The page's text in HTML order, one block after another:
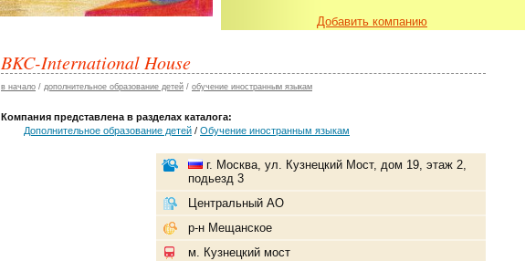
Добавить компанию
BKC-International House
в начало / дополнительное образование детей / обучение иностранным языкам
Компания представлена в разделах каталога:
Дополнительное образование детей / Обучение иностранным языкам
г. Москва, ул. Кузнецкий Мост, дом 19, этаж 2,
подьезд 3
Центральный АО
р-н Мещанское
м. Кузнецкий мост